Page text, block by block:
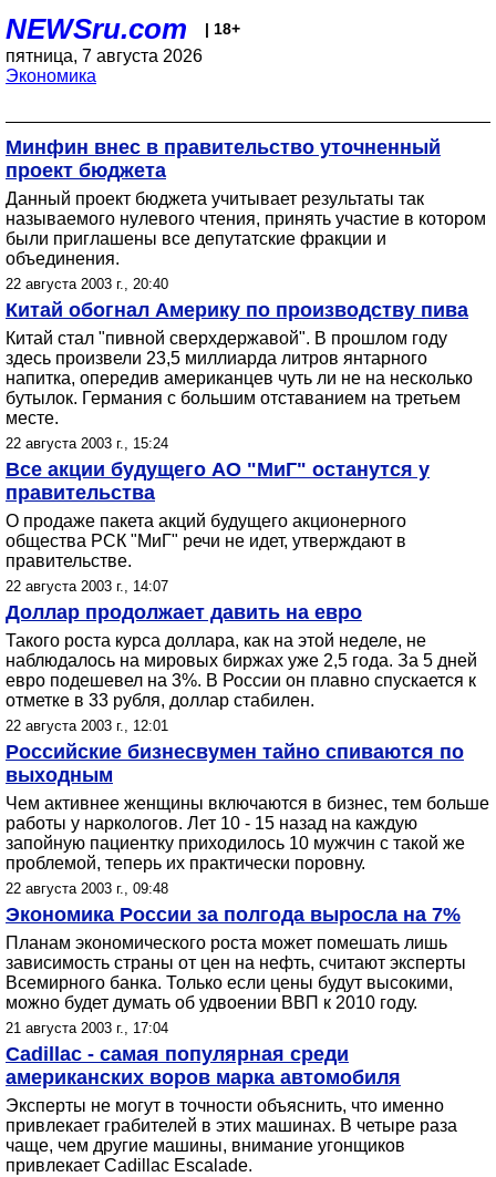
NEWSru.com | 18+
пятница, 7 августа 2026
Экономика
Минфин внес в правительство уточненный
проект бюджета
Данный проект бюджета учитывает результаты так
называемого нулевого чтения, принять участие в котором
были приглашены все депутатские фракции и
объединения.
22 августа 2003 г., 20:40
Китай обогнал Америку по производству пива
Китай стал "пивной сверхдержавой". В прошлом году
здесь произвели 23,5 миллиарда литров янтарного
напитка, опередив американцев чуть ли не на несколько
бутылок. Германия с большим отставанием на третьем
месте.
22 августа 2003 г., 15:24
Все акции будущего АО "МиГ" останутся у
правительства
О продаже пакета акций будущего акционерного
общества РСК "МиГ" речи не идет, утверждают в
правительстве.
22 августа 2003 г., 14:07
Доллар продолжает давить на евро
Такого роста курса доллара, как на этой неделе, не
наблюдалось на мировых биржах уже 2,5 года. За 5 дней
евро подешевел на 3%. В России он плавно спускается к
отметке в 33 рубля, доллар стабилен.
22 августа 2003 г., 12:01
Российские бизнесвумен тайно спиваются по
выходным
Чем активнее женщины включаются в бизнес, тем больше
работы у наркологов. Лет 10 - 15 назад на каждую
запойную пациентку приходилось 10 мужчин с такой же
проблемой, теперь их практически поровну.
22 августа 2003 г., 09:48
Экономика России за полгода выросла на 7%
Планам экономического роста может помешать лишь
зависимость страны от цен на нефть, считают эксперты
Всемирного банка. Только если цены будут высокими,
можно будет думать об удвоении ВВП к 2010 году.
21 августа 2003 г., 17:04
Cadillac - самая популярная среди
американских воров марка автомобиля
Эксперты не могут в точности объяснить, что именно
привлекает грабителей в этих машинах. В четыре раза
чаще, чем другие машины, внимание угонщиков
привлекает Cadillac Escalade.